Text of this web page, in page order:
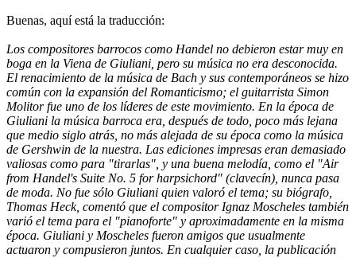
Buenas, aquí está la traducción:
Los compositores barrocos como Handel no debieron estar muy en
boga en la Viena de Giuliani, pero su música no era desconocida.
El renacimiento de la música de Bach y sus contemporáneos se hizo
común con la expansión del Romanticismo; el guitarrista Simon
Molitor fue uno de los líderes de este movimiento. En la época de
Giuliani la música barroca era, después de todo, poco más lejana
que medio siglo atrás, no más alejada de su época como la música
de Gershwin de la nuestra. Las ediciones impresas eran demasiado
valiosas como para "tirarlas", y una buena melodía, como el "Air
from Handel's Suite No. 5 for harpsichord" (clavecín), nunca pasa
de moda. No fue sólo Giuliani quien valoró el tema; su biógrafo,
Thomas Heck, comentó que el compositor Ignaz Moscheles también
varió el tema para el "pianoforte" y aproximadamente en la misma
época. Giuliani y Moscheles fueron amigos que usualmente
actuaron y compusieron juntos. En cualquier caso, la publicación